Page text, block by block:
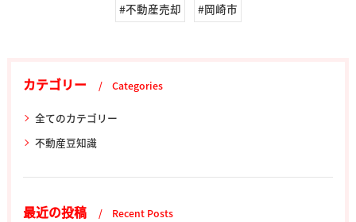
#不動産売却
#岡崎市
カテゴリー Categories
全てのカテゴリー
不動産豆知識
最近の投稿 Recent Posts